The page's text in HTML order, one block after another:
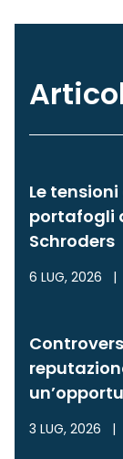
Le
portafogli
Schroders
6 LUG, 2026 |
3 LUG, 2026 |